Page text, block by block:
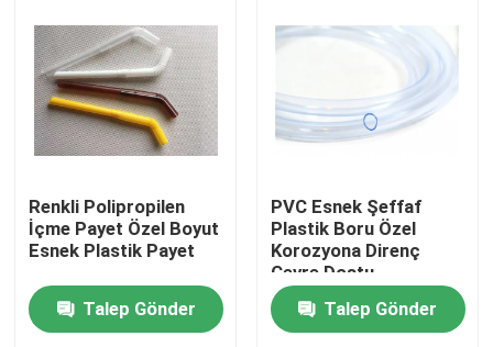
Renkli Polipropilen
İçme Payet Özel Boyut
Esnek Plastik Payet
Talep Gönder
PVC Esnek Şeffaf
Plastik Boru Özel
Korozyona Direnç
Çevre Dostu
Talep Gönder